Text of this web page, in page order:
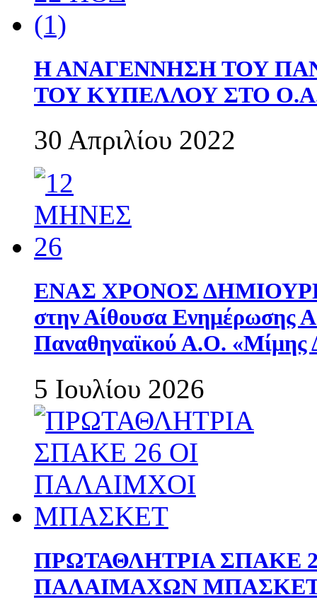
Η ΑΝΑΓΕΝΝΗΣΗ ΤΟΥ
ΤΟΥ ΚΥΠΕΛΛΟΥ ΣΤΟ
30 Απριλίου 2022
ΕΝΑΣ ΧΡΟΝΟΣ
στην Αίθουσα Ενημέρωσης
Παναθηναϊκού Α.Ο. «Μίμης
5 Ιουλίου 2026
ΠΡΩΤΑΘΛΗΤΡΙΑ ΣΠΑΚΕ
ΠΑΛΑΙΜΑΧΩΝ